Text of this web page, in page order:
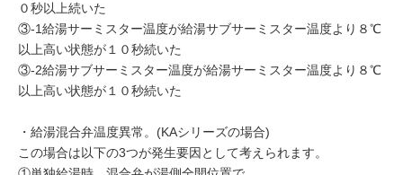
０秒以上続いた
③-1給湯サーミスター温度が給湯サブサーミスター温度より８℃
以上高い状態が１０秒続いた
③-2給湯サブサーミスター温度が給湯サーミスター温度より８℃
以上高い状態が１０秒続いた
・給湯混合弁温度異常。(KAシリーズの場合)
この場合は以下の3つが発生要因として考えられます。